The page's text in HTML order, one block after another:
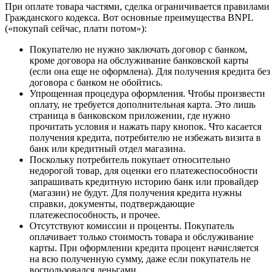
При оплате товара частями, сделка ограничивается правилами
Гражданского кодекса. Вот основные преимущества BNPL
(«покупай сейчас, плати потом»):
Покупателю не нужно заключать договор с банком,
кроме договора на обслуживание банковской карты
(если она еще не оформлена). Для получения кредита без
договора с банком не обойтись.
Упрощенная процедура оформления. Чтобы произвести
оплату, не требуется дополнительная карта. Это лишь
страница в банковском приложении, где нужно
прочитать условия и нажать пару кнопок. Что касается
получения кредита, потребителю не избежать визита в
банк или кредитный отдел магазина.
Поскольку потребитель покупает относительно
недорогой товар, для оценки его платежеспособности
запрашивать кредитную историю банк или провайдер
(магазин) не будут. Для получения кредита нужны
справки, документы, подтверждающие
платежеспособность, и прочее.
Отсутствуют комиссии и проценты. Покупатель
оплачивает только стоимость товара и обслуживание
карты. При оформлении кредита процент начисляется
на всю полученную сумму, даже если покупатель не
воспользовался деньгами.